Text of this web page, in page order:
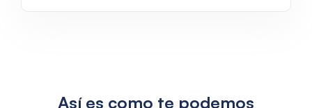
Así es como te podemos